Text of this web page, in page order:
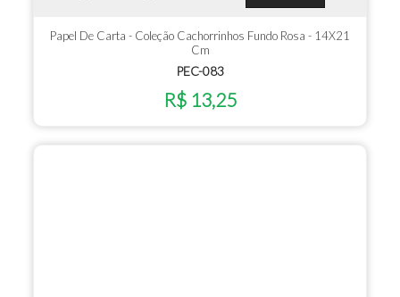
Papel De Carta - Coleção Cachorrinhos Fundo Rosa - 14X21
Cm
PEC-083
R$ 13,25